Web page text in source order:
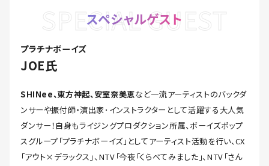
SPECIAL GUEST
スペシャルゲスト
プラチナボーイズ
JOE氏
SHINee、東方神起、安室奈美恵など一流アーティストのバックダ
ンサーや振付師・演出家･インストラクターとして活躍する大人気
ダンサー！自身もライジングプロダクション所属、ボーイズポップ
スグループ「プラチナボーイズ」としてアーティスト活動を行い、CX
「アウト×デラックス｣、NTV「今夜「くらべてみました」、NTV「さん